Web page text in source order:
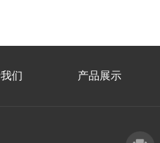
们 产品展示